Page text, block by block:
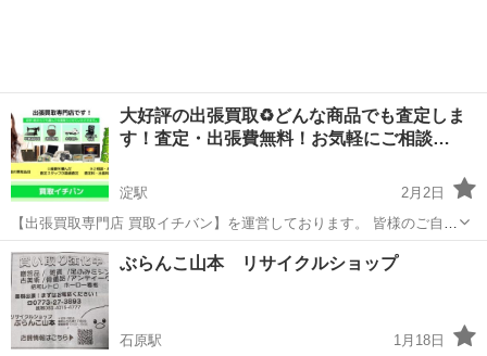
大好評の出張買取♻️どんな商品でも査定しま
す！査定・出張費無料！お気軽にご相談…
淀駅
2月2日
【出張買取専門店 買取イチバン】を運営しております。 皆様のご自宅
に眠っている不用品を買取しております🧑🏻‍💻 このような不用品はあ
りませんか？ ◎旦那様の使用していない 【PC】【プリンタ】【カメ
ラ】【ゴルフ用品】【...
京都 京都市 リサイクルショップ 無料
ぶらんこ山本 リサイクルショップ
石原駅
1月18日